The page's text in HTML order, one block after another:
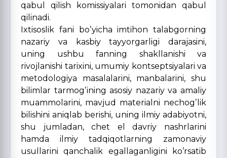
qabul qilish komissiyalari tomonidan qabul
qilinadi.
Ixtisoslik fani boʼyicha imtihon talabgorning
nazariy va kasbiy tayyorgarligi darajasini,
uning ushbu fanning shakllanishi va
rivojlanishi tarixini, umumiy kontseptsiyalari va
metodologiya masalalarini, manbalarini, shu
bilimlar tarmogʼining asosiy nazariy va amaliy
muammolarini, mavjud materialni nechogʼlik
bilishini aniqlab berishi, uning ilmiy adabiyotni,
shu jumladan, chet el davriy nashrlarini
hamda ilmiy tadqiqotlarning zamonaviy
usullarini qanchalik egallaganligini koʼrsatib